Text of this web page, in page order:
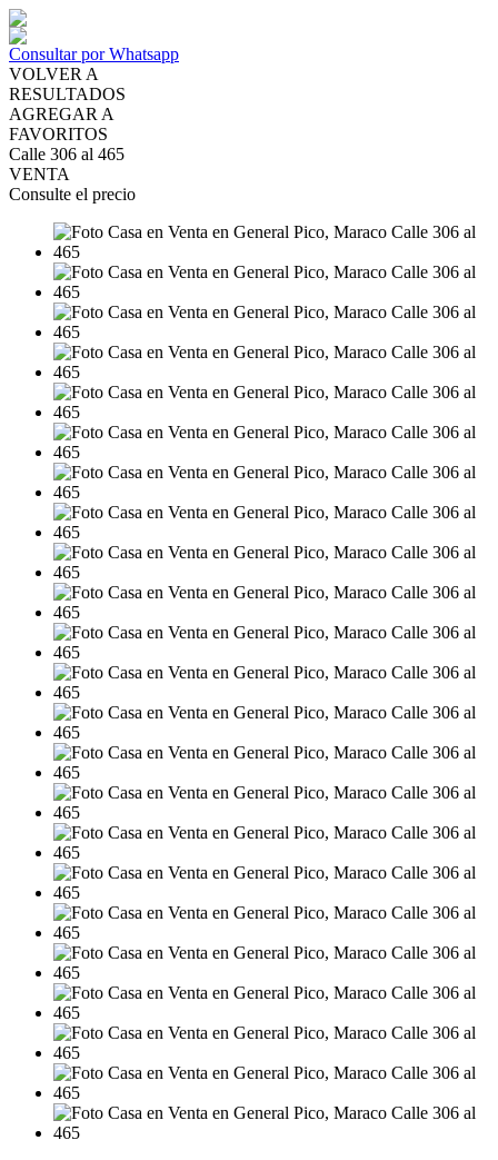
Consultar por Whatsapp
VOLVER A
RESULTADOS
AGREGAR A
FAVORITOS
Calle 306 al 465
VENTA
Consulte el precio